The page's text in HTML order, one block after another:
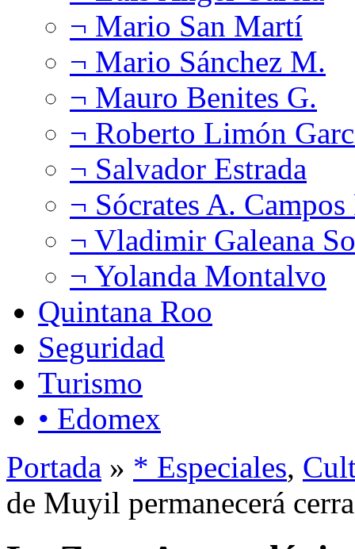
¬ Mario San Martí
¬ Mario Sánchez M.
¬ Mauro Benites G.
¬ Roberto Limón
¬ Salvador Estrada
¬ Sócrates A.
¬ Vladimir Galeana
¬ Yolanda Montalvo
Quintana Roo
Seguridad
Turismo
• Edomex
Portada » * Especiales,
de Muyil permanecerá